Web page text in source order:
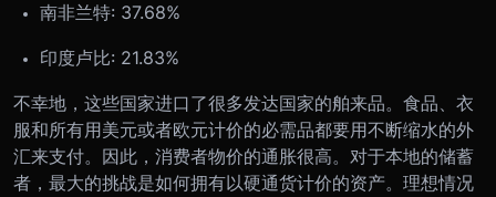
南非兰特: 37.68%
印度卢比: 21.83%
不幸地，这些国家进口了很多发达国家的舶来品。食品、衣
服和所有用美元或者欧元计价的必需品都要用不断缩水的外
汇来支付。因此，消费者物价的通胀很高。 对于本地的储蓄
者，最大的挑战是如何拥有以硬通货计价的资产。理想情况